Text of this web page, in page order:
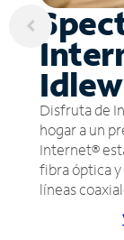
Disfruta de
hogar a un
Internet®
fibra óptica
líneas